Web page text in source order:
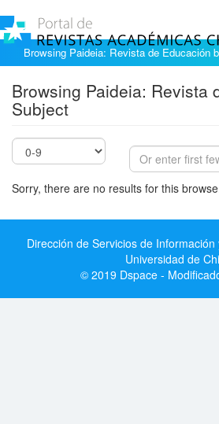
Browsing Paideia: Revista de Educación
Browsing Paideia: Revista
Subject
Sorry, there are no results for this
Dirección de Servicios de
Universidad de
© 2019 Dspace -